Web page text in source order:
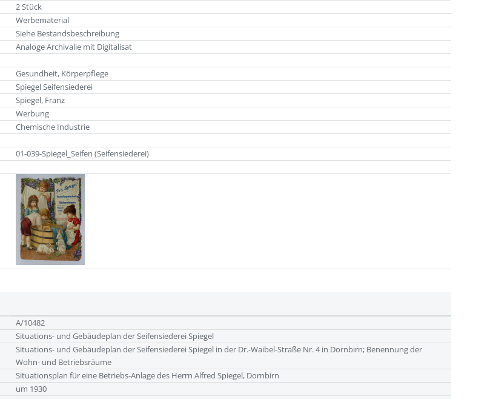
2 Stück
Werbematerial
Siehe Bestandsbeschreibung
Analoge Archivalie mit Digitalisat
Gesundheit, Körperpflege
Spiegel Seifensiederei
Spiegel, Franz
Werbung
Chemische Industrie
01-039-Spiegel_Seifen (Seifensiederei)
A/10482
Situations- und Gebäudeplan der Seifensiederei Spiegel
Situations- und Gebäudeplan der Seifensiederei Spiegel in der Dr.-Waibel-Straße Nr. 4 in Dornbirn; Benennung der
Wohn- und Betriebsräume
Situationsplan für eine Betriebs-Anlage des Herrn Alfred Spiegel, Dornbirn
um 1930